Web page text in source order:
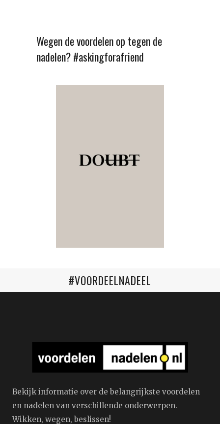
Wegen de voordelen op tegen de
nadelen? #askingforafriend
#VOORDEELNADEEL
Bekijk informatie over de belangrijkste voordelen
en nadelen van verschillende onderwerpen.
Wikken, wegen, beslissen!